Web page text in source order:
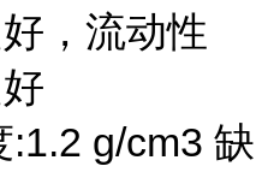
，流动性
g/cm3 缺